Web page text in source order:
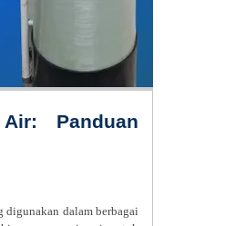
Panduan
digunakan dalam berbagai